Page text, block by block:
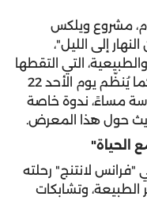
مشروع ويلكس
إلى الليل"،
التي التقطها
من زاوية ثابتة خلال 30 ساعة، كما يُنظّم يوم الأحد 22
السادسة مساءً، ندوة خاصة
حول هذا المعرض.
الحياة"
"فرانس لانتنج" رحلته
الطبيعة، وتشابكات